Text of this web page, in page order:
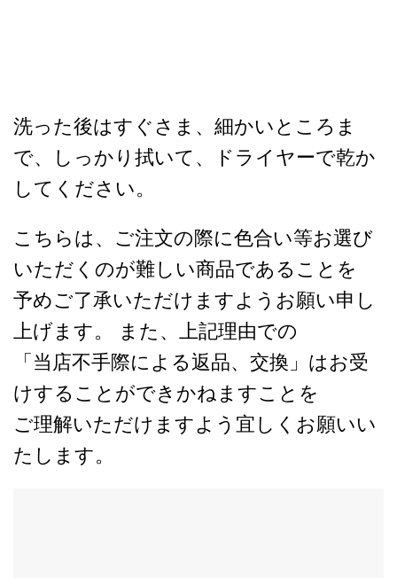
洗った後はすぐさま、細かいところま
で、しっかり拭いて、ドライヤーで乾か
してください。
こちらは、ご注文の際に色合い等お選び
いただくのが難しい商品であることを
予めご了承いただけますようお願い申し
上げます。 また、上記理由での
「当店不手際による返品、交換」はお受
けすることができかねますことを
ご理解いただけますよう宜しくお願いい
たします。